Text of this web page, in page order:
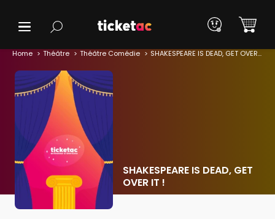
Home Théâtre Théâtre Comédie SHAKESPEARE IS DEAD, GET OVER IT !
SHAKESPEARE IS DEAD, GET
OVER IT !